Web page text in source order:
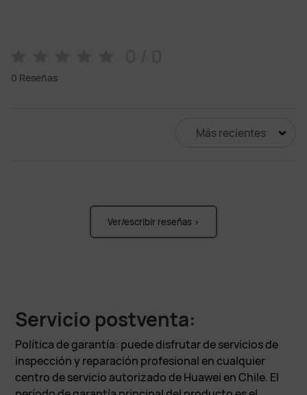
0 Reseñas
Más recientes
Ver/escribir reseñas >
Servicio postventa:
Política de garantía: puede disfrutar de servicios de
inspección y reparación profesional en cualquier
centro de servicio autorizado de Huawei en Chile. El